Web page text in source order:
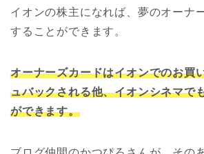
イオンの株主になれば、夢のオーナ
することができます。
オーナーズカードはイオンでのお買
ュバックされる他、イオンシネマで
ができます。